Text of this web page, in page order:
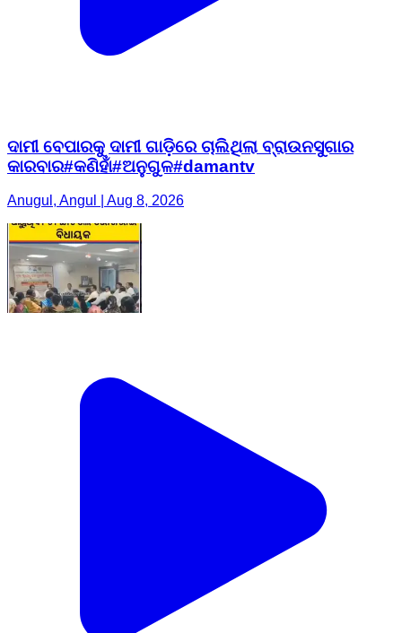
ଦାମୀ ବେପାରକୁ ଦାମୀ ଗାଡ଼ିରେ ଚାଲିଥିଲା ବ୍ରାଉନସୁଗାର
କାରବାର#କଣିହାଁ#ଅନୁଗୁଳ#damantv
Anugul, Angul | Aug 8, 2026